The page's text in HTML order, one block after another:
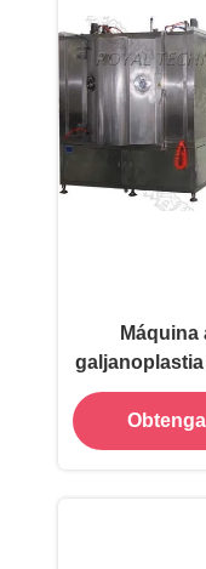
Máquina
galjanoplastia
de la
catódica de